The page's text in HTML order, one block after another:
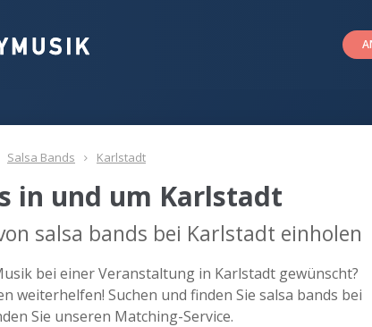
Salsa Bands Karlstadt
in und um Karlstadt
salsa bands bei Karlstadt einholen
bei einer Veranstaltung in Karlstadt gewünscht?
weiterhelfen! Suchen und finden Sie salsa bands bei
Sie unseren Matching-Service.